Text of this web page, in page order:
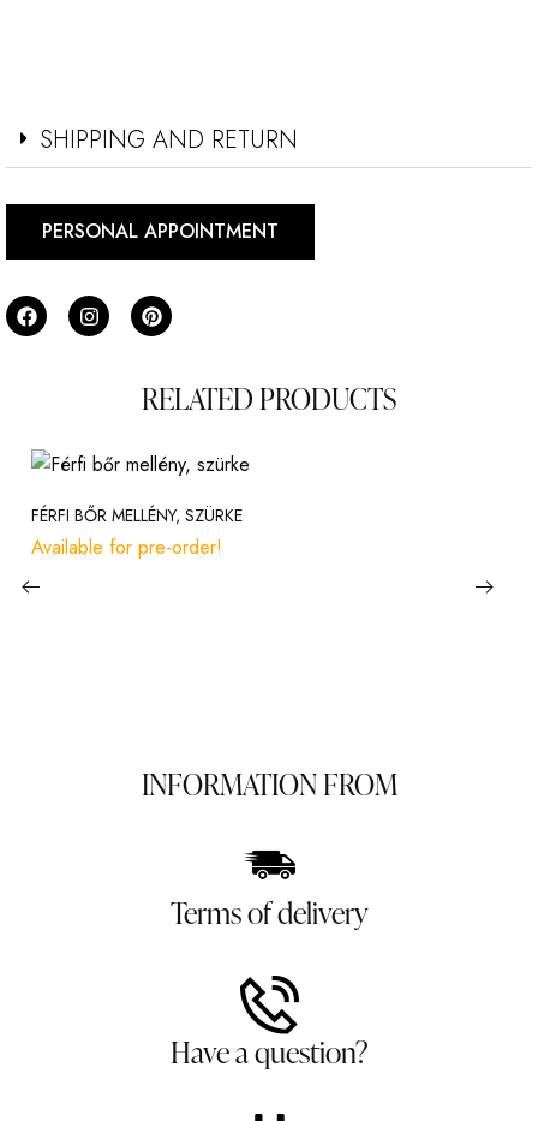
SHIPPING AND RETURN
PERSONAL APPOINTMENT
RELATED PRODUCTS
FÉRFI BŐR MELLÉNY, SZÜRKE
Available for pre-order!
INFORMATION FROM
Terms of delivery
Have a question?